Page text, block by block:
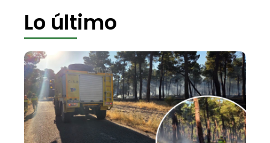
Lo último